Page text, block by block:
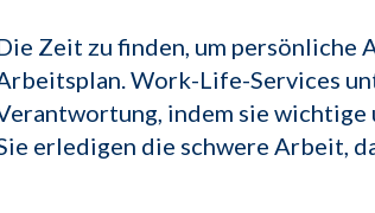
Zeit zu finden, um persönliche
Work-Life-Services
indem sie
erledigen die schwere Arbeit,